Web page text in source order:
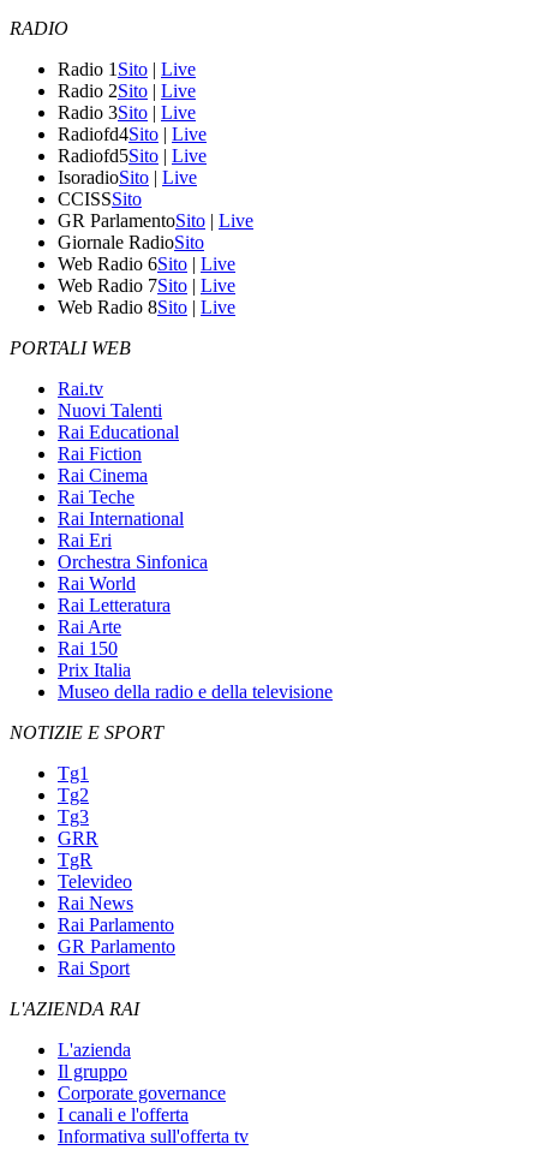
RADIO
Radio 1 Sito | Live
Radio 2Sito | Live
Radio 3Sito | Live
Radiofd4Sito | Live
Radiofd5Sito | Live
IsoradioSito | Live
CCISSSito
GR ParlamentoSito | Live
Giornale RadioSito
Web Radio 6Sito | Live
Web Radio 7Sito | Live
Web Radio 8Sito | Live
PORTALI WEB
Rai.tv
Nuovi Talenti
Rai Educational
Rai Fiction
Rai Cinema
Rai Teche
Rai International
Rai Eri
Orchestra Sinfonica
Rai World
Rai Letteratura
Rai Arte
Rai 150
Prix Italia
Museo della radio e della televisione
NOTIZIE E SPORT
Tg1
Tg2
Tg3
GRR
TgR
Televideo
Rai News
Rai Parlamento
GR Parlamento
Rai Sport
L'AZIENDA RAI
L'azienda
Il gruppo
Corporate governance
I canali e l'offerta
Informativa sull'offerta tv